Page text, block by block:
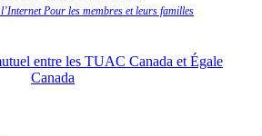
Pour les membres et leurs familles
entre les TUAC Canada et Égale
Canada